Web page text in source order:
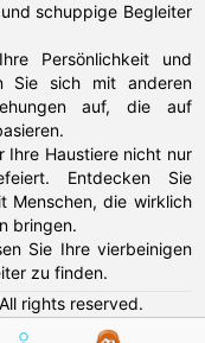
schuppige Begleiter
Persönlichkeit und
Sie sich mit anderen
auf, die auf
Ihre Haustiere nicht nur
Entdecken Sie
Menschen, die wirklich
bringen.
Sie Ihre vierbeinigen
zu finden.
All rights reserved.